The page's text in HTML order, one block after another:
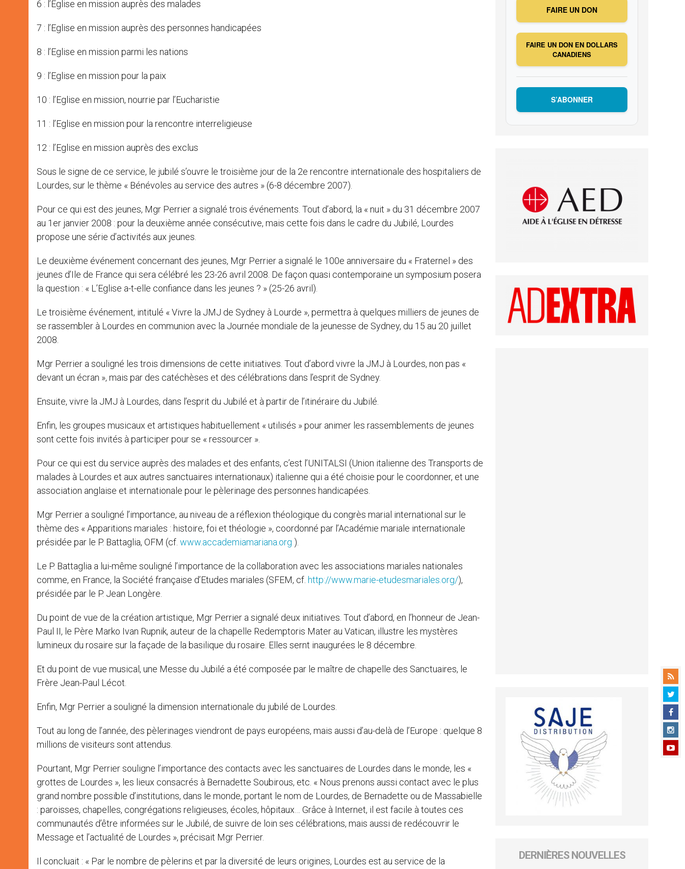
6 : l’Eglise en mission auprès des malades
7 : l’Eglise en mission auprès des personnes handicapées
8 : l’Eglise en mission parmi les nations
9 : l’Eglise en mission pour la paix
10 : l’Eglise en mission, nourrie par l’Eucharistie
11 : l’Eglise en mission pour la rencontre interreligieuse
12 : l’Eglise en mission auprès des exclus
Sous le signe de ce service, le jubilé s’ouvre le troisième jour de la 2e rencontre internationale des hospitaliers de
Lourdes, sur le thème « Bénévoles au service des autres » (6-8 décembre 2007).
Pour ce qui est des jeunes, Mgr Perrier a signalé trois événements. Tout d’abord, la « nuit » du 31 décembre 2007
au 1er janvier 2008 : pour la deuxième année consécutive, mais cette fois dans le cadre du Jubilé, Lourdes
propose une série d’activités aux jeunes.
Le deuxième événement concernant des jeunes, Mgr Perrier a signalé le 100e anniversaire du « Fraternel » des
jeunes d’Ile de France qui sera célébré les 23-26 avril 2008. De façon quasi contemporaine un symposium posera
la question : « L’Eglise a-t-elle confiance dans les jeunes ? » (25-26 avril).
Le troisième événement, intitulé « Vivre la JMJ de Sydney à Lourde », permettra à quelques milliers de jeunes de
se rassembler à Lourdes en communion avec la Journée mondiale de la jeunesse de Sydney, du 15 au 20 juillet
2008.
Mgr Perrier a souligné les trois dimensions de cette initiatives. Tout d’abord vivre la JMJ à Lourdes, non pas «
devant un écran », mais par des catéchèses et des célébrations dans l’esprit de Sydney.
Ensuite, vivre la JMJ à Lourdes, dans l’esprit du Jubilé et à partir de l’itinéraire du Jubilé.
Enfin, les groupes musicaux et artistiques habituellement « utilisés » pour animer les rassemblements de jeunes
sont cette fois invités à participer pour se « ressourcer ».
Pour ce qui est du service auprès des malades et des enfants, c’est l’UNITALSI (Union italienne des Transports de
malades à Lourdes et aux autres sanctuaires internationaux) italienne qui a été choisie pour le coordonner, et une
association anglaise et internationale pour le pèlerinage des personnes handicapées.
Mgr Perrier a souligné l’importance, au niveau de a réflexion théologique du congrès marial international sur le
thème des « Apparitions mariales : histoire, foi et théologie », coordonné par l’Académie mariale internationale
présidée par le P. Battaglia, OFM (cf. www.accademiamariana.org ).
Le P. Battaglia a lui-même souligné l’importance de la collaboration avec les associations mariales nationales
comme, en France, la Société française d’Etudes mariales (SFEM, cf. http://www.marie-etudesmariales.org/),
présidée par le P. Jean Longère.
Du point de vue de la création artistique, Mgr Perrier a signalé deux initiatives. Tout d’abord, en l’honneur de Jean-
Paul II, le Père Marko Ivan Rupnik, auteur de la chapelle Redemptoris Mater au Vatican, illustre les mystères
lumineux du rosaire sur la façade de la basilique du rosaire. Elles sernt inaugurées le 8 décembre.
Et du point de vue musical, une Messe du Jubilé a été composée par le maître de chapelle des Sanctuaires, le
Frère Jean-Paul Lécot.
Enfin, Mgr Perrier a souligné la dimension internationale du jubilé de Lourdes.
Tout au long de l’année, des pèlerinages viendront de pays européens, mais aussi d’au-delà de l’Europe : quelque 8
millions de visiteurs sont attendus.
Pourtant, Mgr Perrier souligne l’importance des contacts avec les sanctuaires de Lourdes dans le monde, les «
grottes de Lourdes », les lieux consacrés à Bernadette Soubirous, etc. « Nous prenons aussi contact avec le plus
grand nombre possible d’institutions, dans le monde, portant le nom de Lourdes, de Bernadette ou de Massabielle
: paroisses, chapelles, congrégations religieuses, écoles, hôpitaux… Grâce à Internet, il est facile à toutes ces
communautés d’être informées sur le Jubilé, de suivre de loin ses célébrations, mais aussi de redécouvrir le
Message et l’actualité de Lourdes », précisait Mgr Perrier.
Il concluait : « Par le nombre de pèlerins et par la diversité de leurs origines, Lourdes est au service de la
FAIRE UN DON
FAIRE UN DON EN DOLLARS
CANADIENS
S’ABONNER
DERNIÈRES NOUVELLES